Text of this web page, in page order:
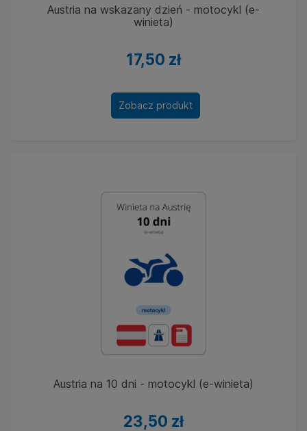
Austria na wskazany dzień - motocykl (e-
winieta)
17,50 zł
Zobacz produkt
Austria na 10 dni - motocykl (e-winieta)
23,50 zł